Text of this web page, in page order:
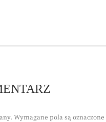
Wymagane pola są oznaczone